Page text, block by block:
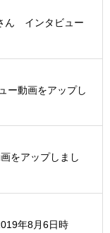
ん インタビュー
ー動画をアップし
をアップしまし
年8月6日時